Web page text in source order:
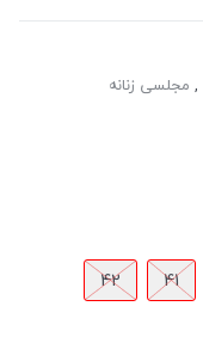
, مجلسی زنانه
41
42